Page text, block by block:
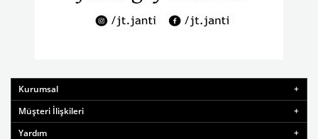
Kurumsal
Müşteri İlişkileri
Yardım